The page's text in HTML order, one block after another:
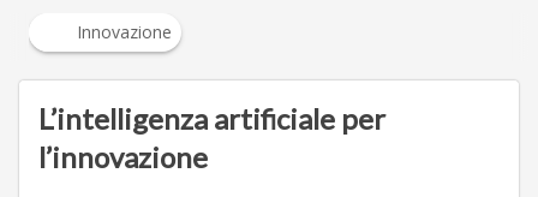
Innovazione
L’intelligenza artificiale per
l’innovazione